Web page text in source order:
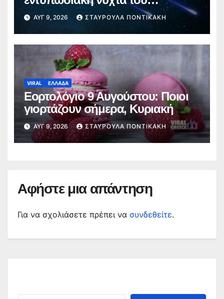
καλοκαιριού – Πότε θα δούμε τα
«πεφταστέρια»
ΑΥΓ 9, 2026 ΣΤΑΥΡΟΎΛΑ ΠΟΝΤΙΚΆΚΗ
VIRAL ΕΛΛΑΔΑ
Εορτολόγιο 9 Αυγούστου: Ποιοι
γιορτάζουν σήμερα, Κυριακή
ΑΥΓ 9, 2026 ΣΤΑΥΡΟΎΛΑ ΠΟΝΤΙΚΆΚΗ
Αφήστε μια απάντηση
Για να σχολιάσετε πρέπει να συνδεθείτε.